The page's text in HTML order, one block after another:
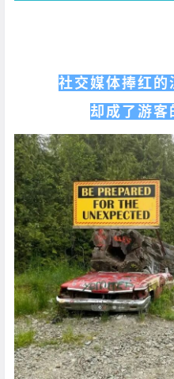
社交媒体捧红的
却成了游客